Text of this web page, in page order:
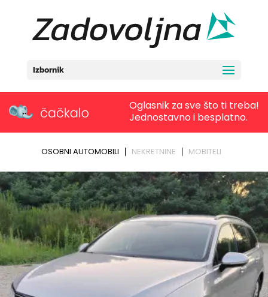
Izbornik